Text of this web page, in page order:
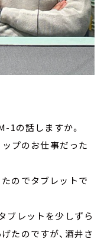
1の話しますか。
プのお仕事だった
のでタブレットで
ブレットを少しずら
たのですが、酒井さ